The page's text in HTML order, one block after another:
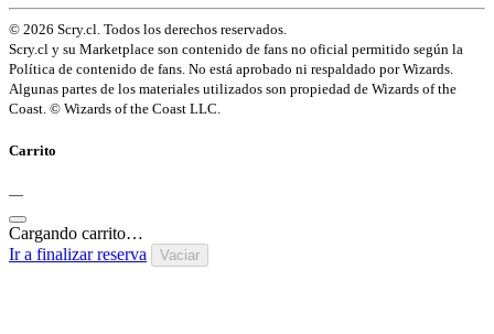
© 2026 Scry.cl. Todos los derechos reservados.
Scry.cl y su Marketplace son contenido de fans no oficial permitido según la
Política de contenido de fans. No está aprobado ni respaldado por Wizards.
Algunas partes de los materiales utilizados son propiedad de Wizards of the
Coast. © Wizards of the Coast LLC.
Carrito
—
Cargando carrito…
Ir a finalizar reserva
Vaciar